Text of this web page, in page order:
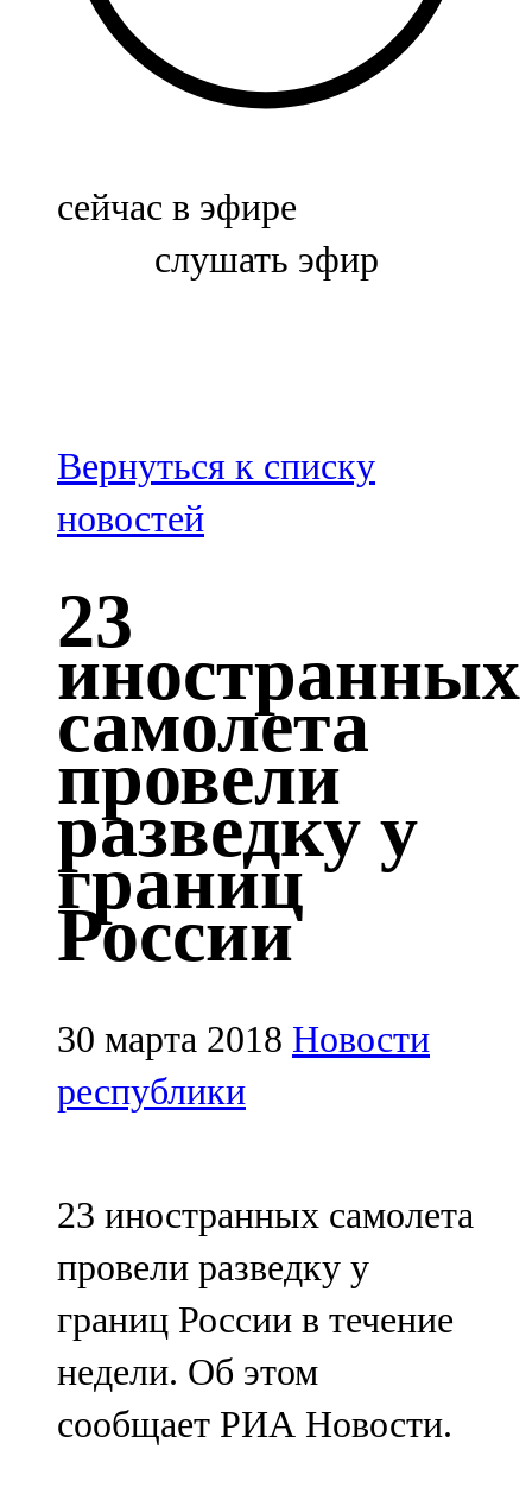
107,5 FM
Биләр
Болгар
100,3 FM
Зәй
106,6 FM
Кадыбаш
105,2 FM
Казан
91,5 FM
Кайбыч
106,1 FM
Кама тамагы
71,51 FM
Кукмара
107,9 FM
Лениногорский
Мамадыш
106,2 FM
Минзәлә
107,3 FM
Мөслим
сейчас в эфире
слушать эфир
Вернуться к списку
новостей
23
иностранных
самолета
провели
разведку у
границ
России
30 марта 2018 Новости
республики
23 иностранных самолета
провели разведку у
границ России в течение
недели. Об этом
сообщает РИА Новости.